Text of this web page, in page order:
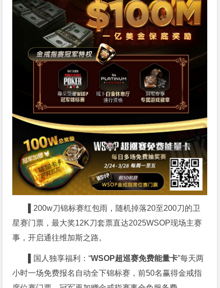
200w刀锦标赛红包雨，随机掉落20至200刀的卫
星赛门票，最大奖12K刀套票直达2025WSOP现场主赛
事，开启通往维加斯之路。
国人独享福利：“WSOP超巡赛免费能量卡”每天两
小时一场免费报名自动全下锦标赛，前50名赢得金戒指